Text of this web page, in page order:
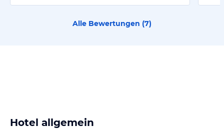
Alle Bewertungen (7)
Hotel allgemein